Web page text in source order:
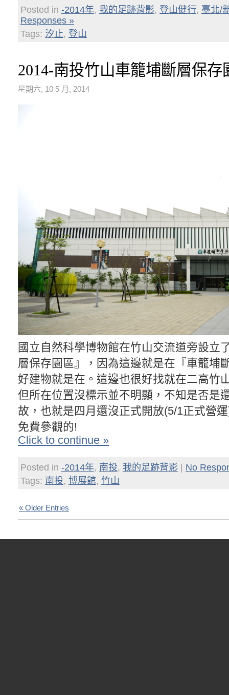
Posted in -2014年, 我的足跡背影, 登山健行, 臺北/
Responses »
Tags: 汐止, 登山
2014-南投竹山車籠埔斷層保存
星期六, 10 5 月, 2014
國立自然科學博物館在竹山交流道旁設立
層保存園區』，因為這邊就是在『車籠埔
好建物就是在。這邊也很好找就在二高竹
但所在位置沒標示並不明顯，不知是否是
故，也就是四月還沒正式開放(5/1正式營
免費參觀的!
Click to continue »
Posted in -2014年, 南投, 我的足跡背影
No
Tags: 南投, 博展館, 竹山
« Older Entries